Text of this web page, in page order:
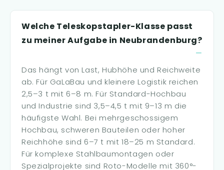
Welche Teleskopstapler-Klasse passt
zu meiner Aufgabe in Neubrandenburg?
Das hängt von Last, Hubhöhe und Reichweite
ab. Für GaLaBau und kleinere Logistik reichen
2,5–3 t mit 6–8 m. Für Standard-Hochbau
und Industrie sind 3,5–4,5 t mit 9–13 m die
häufigste Wahl. Bei mehrgeschossigem
Hochbau, schweren Bauteilen oder hoher
Reichhöhe sind 6–7 t mit 18–25 m Standard.
Für komplexe Stahlbaumontagen oder
Spezialprojekte sind Roto-Modelle mit 360°-